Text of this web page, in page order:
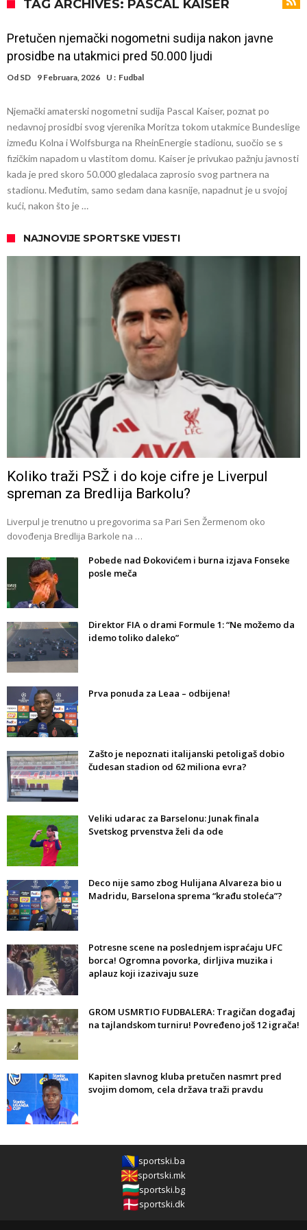
Zašto je nepoznati italijanski petoligaš dobio čudesan stadion od 62
sprema “krađu stoleća”?
Potresne scene na poslednjem ispraćaju UFC borca! Ogromna
povorka, dirljiva muzika i aplauz koji izazivaju suze
GROM USMRTIO FUDBALERA: Tragičan događaj na tajlandskom
turniru! Povređeno još 12 igrača!
Kapiten slavnog kluba pretučen nasmrt pred svojim domom, cela
država traži pravdu
TAG ARCHIVES: PASCAL KAISER
Pretučen njemački nogometni sudija nakon javne
prosidbe na utakmici pred 50.000 ljudi
Od SD 9 Februara, 2026 U : Fudbal
Njemački amaterski nogometni sudija Pascal Kaiser, poznat po
nedavnoj prosidbi svog vjerenika Moritza tokom utakmice Bundeslige
između Kolna i Wolfsburga na RheinEnergie stadionu, suočio se s
fizičkim napadom u vlastitom domu. Kaiser je privukao pažnju javnosti
kada je pred skoro 50.000 gledalaca zaprosio svog partnera na
stadionu. Međutim, samo sedam dana kasnije, napadnut je u svojoj
kući, nakon što je …
NAJNOVIJE SPORTSKE VIJESTI
Koliko traži PSŽ i do koje cifre je Liverpul
spreman za Bredlija Barkolu?
Liverpul je trenutno u pregovorima sa Pari Sen Žermenom oko
dovođenja Bredlija Barkole na …
Pobede nad Đokovićem i burna izjava Fonseke
posle meča
Direktor FIA o drami Formule 1: “Ne možemo da
idemo toliko daleko”
Prva ponuda za Leaa – odbijena!
Zašto je nepoznati italijanski petoligaš dobio
čudesan stadion od 62 miliona evra?
Veliki udarac za Barselonu: Junak finala
Svetskog prvenstva želi da ode
Deco nije samo zbog Hulijana Alvareza bio u
Madridu, Barselona sprema “krađu stoleća”?
Potresne scene na poslednjem ispraćaju UFC
borca! Ogromna povorka, dirljiva muzika i
aplauz koji izazivaju suze
GROM USMRTIO FUDBALERA: Tragičan događaj
na tajlandskom turniru! Povređeno još 12 igrača!
Kapiten slavnog kluba pretučen nasmrt pred
svojim domom, cela država traži pravdu
sportski.ba
sportski.mk
sportski.bg
sportski.dk